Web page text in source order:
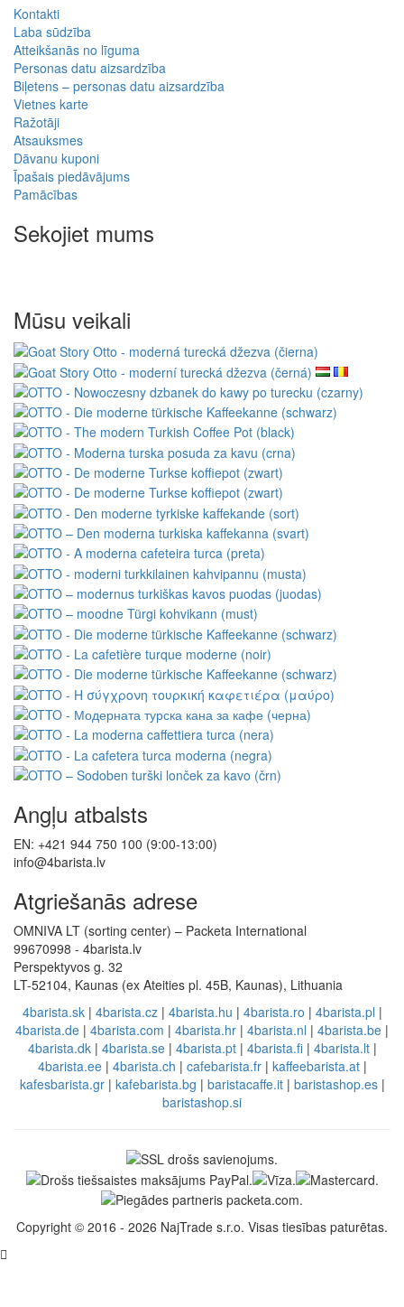
Kontakti
Laba sūdzība
Atteikšanās no līguma
Personas datu aizsardzība
Biļetens – personas datu aizsardzība
Vietnes karte
Ražotāji
Atsauksmes
Dāvanu kuponi
Īpašais piedāvājums
Pamācības
Sekojiet mums
Mūsu veikali
Angļu atbalsts
EN: +421 944 750 100 (9:00-13:00)
info@4barista.lv
Atgriešanās adrese
OMNIVA LT (sorting center) – Packeta International
99670998 - 4barista.lv
Perspektyvos g. 32
LT-52104, Kaunas (ex Ateities pl. 45B, Kaunas), Lithuania
4barista.sk| 4barista.cz| 4barista.hu | 4barista.ro | 4barista.pl |
4barista.de | 4barista.com | 4barista.hr | 4barista.nl | 4barista.be |
4barista.dk| 4barista.se| 4barista.pt| 4barista.fi| 4barista.lt|
4barista.ee| 4barista.ch | cafebarista.fr| kaffeebarista.at|
kafesbarista.gr| kafebarista.bg | baristacaffe.it| baristashop.es|
baristashop.si
Copyright © 2016 - 2026 NajTrade s.r.o. Visas tiesības paturētas.